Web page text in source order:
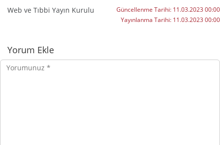
Web ve Tıbbi Yayın Kurulu Güncellenme Tarihi: 11.03.2023 00:00
Yayınlanma Tarihi: 11.03.2023 00:00
Yorumlar
Yorum Ekle
Yorumunuz